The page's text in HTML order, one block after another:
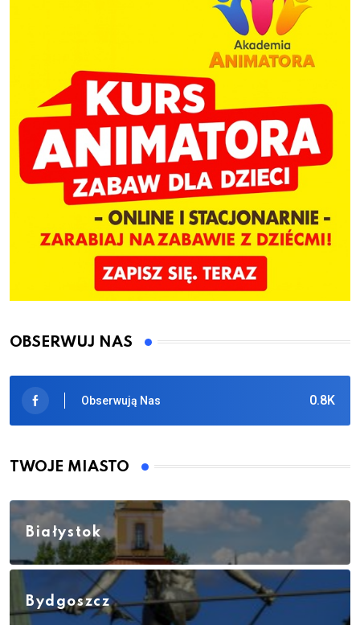
OBSERWUJ NAS
0.8K
Obserwują Nas
TWOJE MIASTO
Białystok
Bydgoszcz